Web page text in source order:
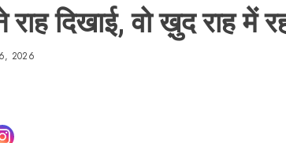
दिखाई, वो ख़ुद राह में
2026